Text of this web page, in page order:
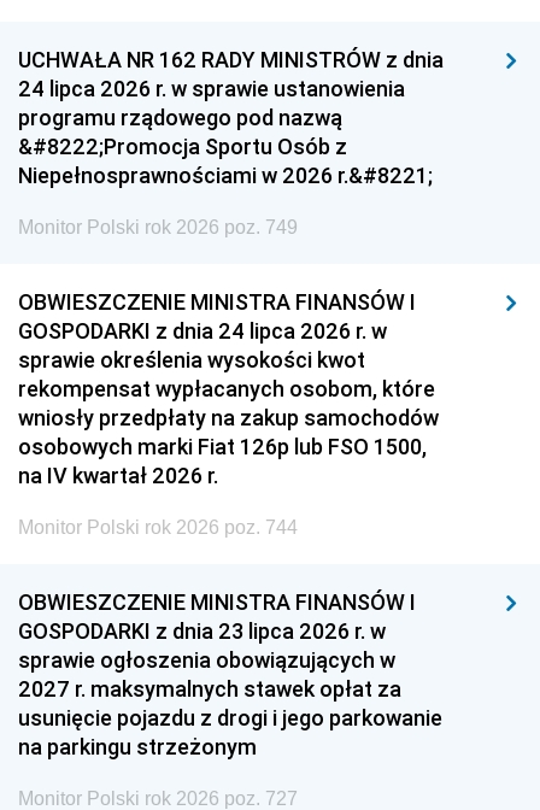
UCHWAŁA NR 162 RADY MINISTRÓW z dnia
24 lipca 2026 r. w sprawie ustanowienia
programu rządowego pod nazwą
&#8222;Promocja Sportu Osób z
Niepełnosprawnościami w 2026 r.&#8221;
Monitor Polski rok 2026 poz. 749
OBWIESZCZENIE MINISTRA FINANSÓW I
GOSPODARKI z dnia 24 lipca 2026 r. w
sprawie określenia wysokości kwot
rekompensat wypłacanych osobom, które
wniosły przedpłaty na zakup samochodów
osobowych marki Fiat 126p lub FSO 1500,
na IV kwartał 2026 r.
Monitor Polski rok 2026 poz. 744
OBWIESZCZENIE MINISTRA FINANSÓW I
GOSPODARKI z dnia 23 lipca 2026 r. w
sprawie ogłoszenia obowiązujących w
2027 r. maksymalnych stawek opłat za
usunięcie pojazdu z drogi i jego parkowanie
na parkingu strzeżonym
Monitor Polski rok 2026 poz. 727